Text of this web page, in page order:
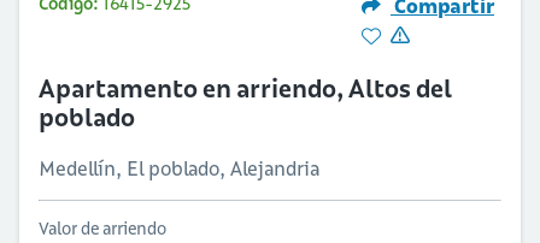
Compartir
Apartamento en arriendo, Altos del
poblado
Medellín, El poblado, Alejandria
Valor de arriendo